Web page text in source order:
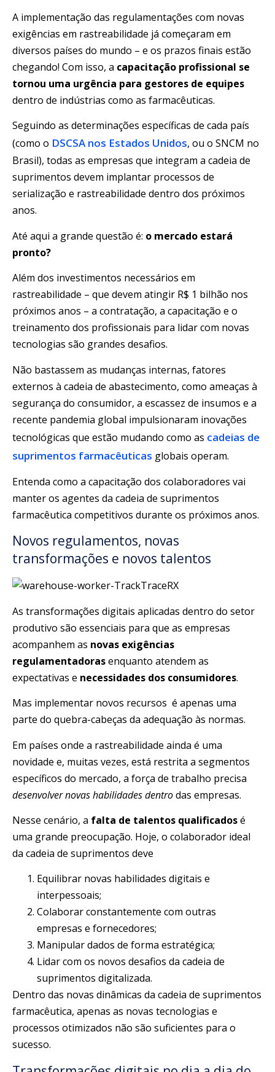
A implementação das regulamentações com novas
exigências em rastreabilidade já começaram em
diversos países do mundo – e os prazos finais estão
chegando! Com isso, a capacitação profissional se
tornou uma urgência para gestores de equipes
dentro de indústrias como as farmacêuticas.
Seguindo as determinações específicas de cada país
(como o DSCSA nos Estados Unidos, ou o SNCM no
Brasil), todas as empresas que integram a cadeia de
suprimentos devem implantar processos de
serialização e rastreabilidade dentro dos próximos
anos.
Até aqui a grande questão é: o mercado estará
pronto?
Além dos investimentos necessários em
rastreabilidade – que devem atingir R$ 1 bilhão nos
próximos anos – a contratação, a capacitação e o
treinamento dos profissionais para lidar com novas
tecnologias são grandes desafios.
Não bastassem as mudanças internas, fatores
externos à cadeia de abastecimento, como ameaças à
segurança do consumidor, a escassez de insumos e a
recente pandemia global impulsionaram inovações
tecnológicas que estão mudando como as cadeias de
suprimentos farmacêuticas globais operam.
Entenda como a capacitação dos colaboradores vai
manter os agentes da cadeia de suprimentos
farmacêutica competitivos durante os próximos anos.
Novos regulamentos, novas
transformações e novos talentos
As transformações digitais aplicadas dentro do setor
produtivo são essenciais para que as empresas
acompanhem as novas exigências
regulamentadorasenquanto atendem as
expectativas e necessidades dos consumidores.
Mas implementar novos recursos é apenas uma
parte do quebra-cabeças da adequação às normas.
Em países onde a rastreabilidade ainda é uma
novidade e, muitas vezes, está restrita a segmentos
específicos do mercado, a força de trabalho precisa
desenvolver novas habilidades dentrodas empresas.
Nesse cenário, a falta de talentos qualificadosé
uma grande preocupação. Hoje, o colaborador ideal
da cadeia de suprimentos deve
Equilibrar novas habilidades digitais e
interpessoais;
Colaborar constantemente com outras
empresas e fornecedores;
Manipular dados de forma estratégica;
Lidar com os novos desafios da cadeia de
suprimentos digitalizada.
Dentro das novas dinâmicas da cadeia de suprimentos
farmacêutica, apenas as novas tecnologias e
processos otimizados não são suficientes para o
sucesso.